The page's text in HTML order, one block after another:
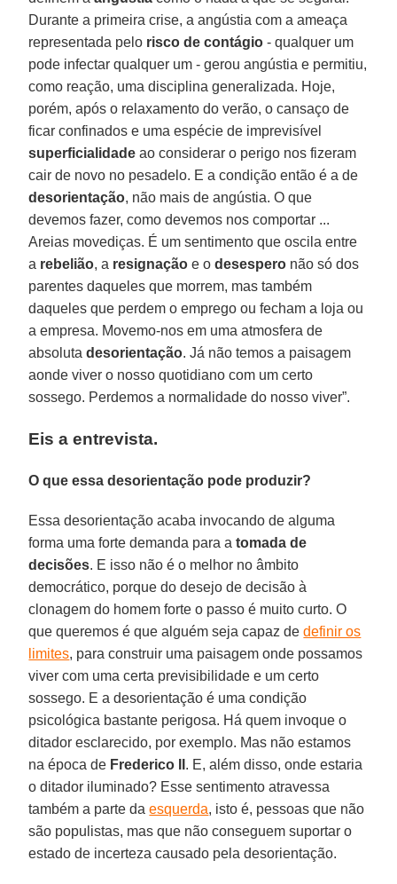
Durante a primeira crise, a angústia com a ameaça
representada pelo risco de contágio - qualquer um
pode infectar qualquer um - gerou angústia e permitiu,
como reação, uma disciplina generalizada. Hoje,
porém, após o relaxamento do verão, o cansaço de
ficar confinados e uma espécie de imprevisível
superficialidade ao considerar o perigo nos fizeram
cair de novo no pesadelo. E a condição então é a de
desorientação, não mais de angústia. O que
devemos fazer, como devemos nos comportar ...
Areias movediças. É um sentimento que oscila entre
a rebelião, a resignação e odesespero não só dos
parentes daqueles que morrem, mas também
daqueles que perdem o emprego ou fecham a loja ou
a empresa. Movemo-nos em uma atmosfera de
absolutadesorientação. Já não temos a paisagem
aonde viver o nosso quotidiano com um certo
sossego. Perdemos a normalidade do nosso viver”.
Eis a entrevista.
O que essa desorientação pode produzir?
Essa desorientação acaba invocando de alguma
forma uma forte demanda para atomada de
decisões. E isso não é o melhor no âmbito
democrático, porque do desejo de decisão à
clonagem do homem forte o passo é muito curto. O
que queremos é que alguém seja capaz dedefinir os
limites, para construir uma paisagem onde possamos
viver com uma certa previsibilidade e um certo
sossego. E a desorientação é uma condição
psicológica bastante perigosa. Há quem invoque o
ditador esclarecido, por exemplo. Mas não estamos
na época de Frederico II . E, além disso, onde estaria
o ditador iluminado? Esse sentimento atravessa
também a parte daesquerda, isto é, pessoas que não
são populistas, mas que não conseguem suportar o
estado de incerteza causado pela desorientação.